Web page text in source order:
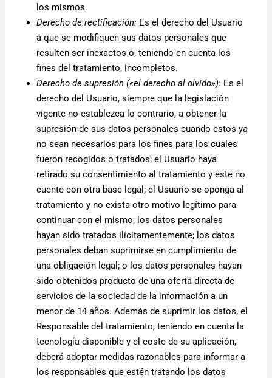
los mismos.
Derecho de rectificación: Es el derecho del Usuario
a que se modifiquen sus datos personales que
resulten ser inexactos o, teniendo en cuenta los
fines del tratamiento, incompletos.
Derecho de supresión («el derecho al olvido»): Es el
derecho del Usuario, siempre que la legislación
vigente no establezca lo contrario, a obtener la
supresión de sus datos personales cuando estos ya
no sean necesarios para los fines para los cuales
fueron recogidos o tratados; el Usuario haya
retirado su consentimiento al tratamiento y este no
cuente con otra base legal; el Usuario se oponga al
tratamiento y no exista otro motivo legítimo para
continuar con el mismo; los datos personales
hayan sido tratados ilícitamentemente; los datos
personales deban suprimirse en cumplimiento de
una obligación legal; o los datos personales hayan
sido obtenidos producto de una oferta directa de
servicios de la sociedad de la información a un
menor de 14 años. Además de suprimir los datos, el
Responsable del tratamiento, teniendo en cuenta la
tecnología disponible y el coste de su aplicación,
deberá adoptar medidas razonables para informar a
los responsables que estén tratando los datos